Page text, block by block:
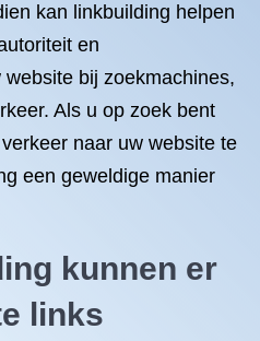
kan linkbuilding helpen
en
bij zoekmachines,
Als u op zoek bent
naar uw website te
een geweldige manier
kunnen er
links